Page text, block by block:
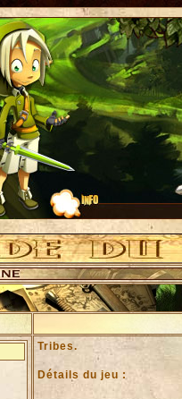
Tribes.
Détails du jeu :